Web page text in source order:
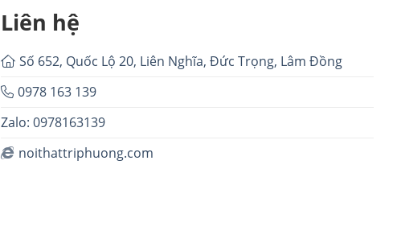
Liên hệ
Số 652, Quốc Lộ 20, Liên Nghĩa, Đức Trọng, Lâm Đồng
0978 163 139
Zalo: 0978163139
noithattriphuong.com